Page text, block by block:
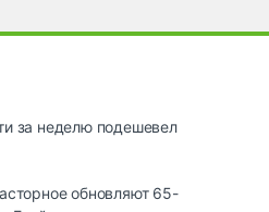
за неделю подешевел
обновляют 65-